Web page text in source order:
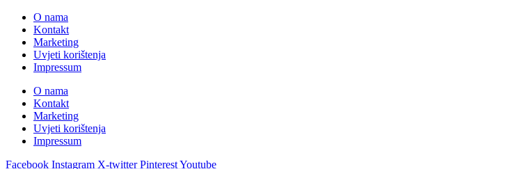
O nama
Kontakt
Marketing
Uvjeti korištenja
Impressum
O nama
Kontakt
Marketing
Uvjeti korištenja
Impressum
Facebook Instagram X-twitter PinterestYoutube